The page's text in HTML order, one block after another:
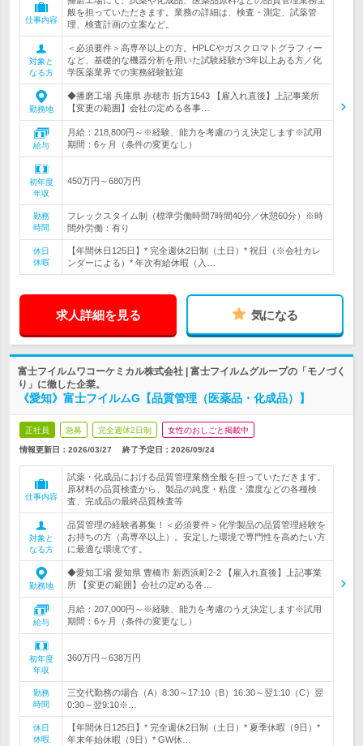
仕事内容
般を担っていただきます。業務の詳細は、検査・測定、試薬管
理、検査計画の立案など。
対象と
なる方
＜必須要件＞高専卒以上の方。HPLCやガスクロマトグラフィー
など、基礎的な機器分析を用いた試験経験が3年以上ある方／化
学医薬業界での実務経験歓迎
勤務地
◆播磨工場 兵庫県 赤穂市 折方1543 【雇入れ直後】上記事業所
【変更の範囲】会社の定める各事…
給与
月給：218,800円～※経験、能力を考慮のうえ決定します※試用
期間：6ヶ月（条件の変更なし）
初年度
年収
450万円～680万円
勤務
時間
フレックスタイム制（標準労働時間7時間40分／休憩60分）※時
間外労働：有り
休日
休暇
【年間休日125日】* 完全週休2日制（土日）* 祝日（※会社カレ
ンダーによる）* 年次有給休暇（入…
求人詳細を見る 気になる
富士フイルムワコーケミカル株式会社 | 富士フイルムグループの「モノづく
り」に徹した企業。
《愛知》富士フイルムG【品質管理（医薬品・化成品）】
正社員 急募 完全週休2日制 女性のおしごと掲載中
情報更新日：2026/03/27 終了予定日： 2026/09/24
仕事内容
試薬・化成品における品質管理業務全般を担っていただきます。
原材料の品質検査から、製品の純度・粘度・濃度などの各種検
査、完成品の最終品質検査等
対象と
なる方
品質管理の経験者募集！＜必須要件＞化学製品の品質管理経験を
お持ちの方（高専卒以上）。安定した環境で専門性を高めたい方
に最適な環境です。
勤務地
◆愛知工場 愛知県 豊橋市 新西浜町2-2 【雇入れ直後】上記事業
所 【変更の範囲】会社の定める各…
給与
月給：207,000円～※経験、能力を考慮のうえ決定します※試用
期間：6ヶ月（条件の変更なし）
初年度
年収
360万円～638万円
勤務
時間
三交代勤務の場合（A）8:30～17:10（B）16:30～翌1:10（C）翌
0:30～翌9:10※…
休日
休暇
【年間休日125日】* 完全週休2日制（土日）* 夏季休暇（9日）*
年末年始休暇（9日）* GW休…